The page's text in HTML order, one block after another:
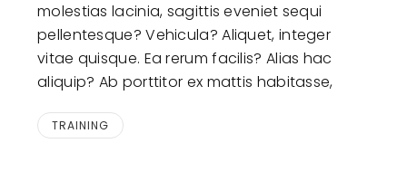
molestias lacinia, sagittis eveniet sequi
pellentesque? Vehicula? Aliquet, integer
vitae quisque. Ea rerum facilis? Alias hac
aliquip? Ab porttitor ex mattis habitasse,
TRAINING